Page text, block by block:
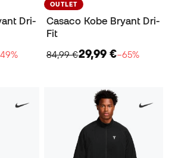
Dri-
OUTLET
Casaco Kobe Bryant Dri-
Fit
84,99 €29,99 €−65%